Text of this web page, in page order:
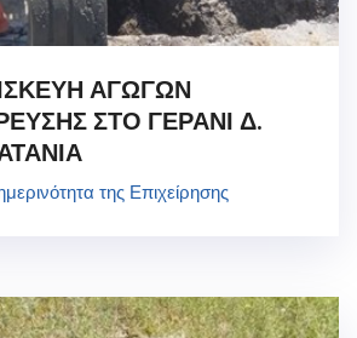
ΑΓΩΓΩΝ
ΣΤΟ ΓΕΡΑΝΙ Δ.
της Επιχείρησης